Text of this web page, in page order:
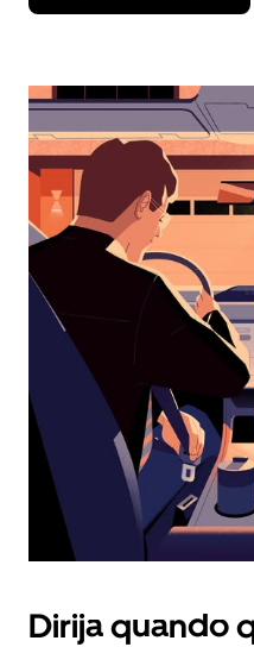
seta
interagir
o
calendário
selecionar
uma
data.
Pressione
a
tecla
“ESC”
o
calendário.
Dirija quando